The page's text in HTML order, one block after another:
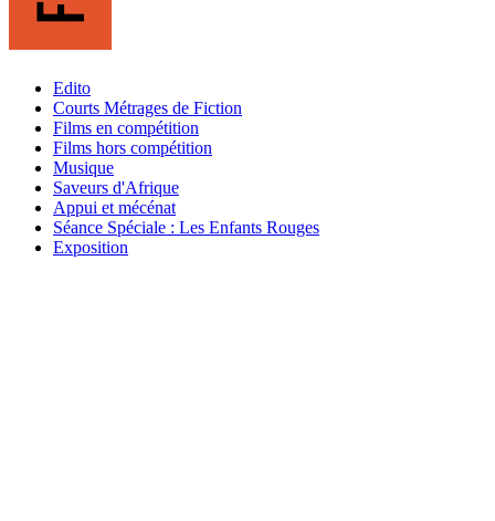
Edito
Courts Métrages de Fiction
Films en compétition
Films hors compétition
Musique
Saveurs d'Afrique
Appui et mécénat
Séance Spéciale : Les Enfants Rouges
Exposition